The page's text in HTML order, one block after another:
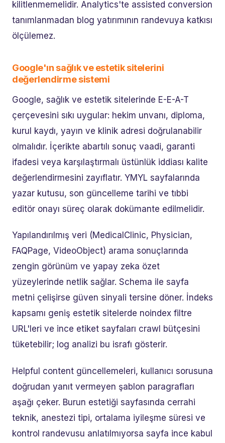
kilitlenmemelidir. Analytics'te assisted conversion
tanımlanmadan blog yatırımının randevuya katkısı
ölçülemez.
Google'ın sağlık ve estetik sitelerini
değerlendirme sistemi
Google, sağlık ve estetik sitelerinde E-E-A-T
çerçevesini sıkı uygular: hekim unvanı, diploma,
kurul kaydı, yayın ve klinik adresi doğrulanabilir
olmalıdır. İçerikte abartılı sonuç vaadi, garanti
ifadesi veya karşılaştırmalı üstünlük iddiası kalite
değerlendirmesini zayıflatır. YMYL sayfalarında
yazar kutusu, son güncelleme tarihi ve tıbbi
editör onayı süreç olarak dokümante edilmelidir.
Yapılandırılmış veri (MedicalClinic, Physician,
FAQPage, VideoObject) arama sonuçlarında
zengin görünüm ve yapay zeka özet
yüzeylerinde netlik sağlar. Schema ile sayfa
metni çelişirse güven sinyali tersine döner. İndeks
kapsamı geniş estetik sitelerde noindex filtre
URL'leri ve ince etiket sayfaları crawl bütçesini
tüketebilir; log analizi bu israfı gösterir.
Helpful content güncellemeleri, kullanıcı sorusuna
doğrudan yanıt vermeyen şablon paragrafları
aşağı çeker. Burun estetiği sayfasında cerrahi
teknik, anestezi tipi, ortalama iyileşme süresi ve
kontrol randevusu anlatılmıyorsa sayfa ince kabul